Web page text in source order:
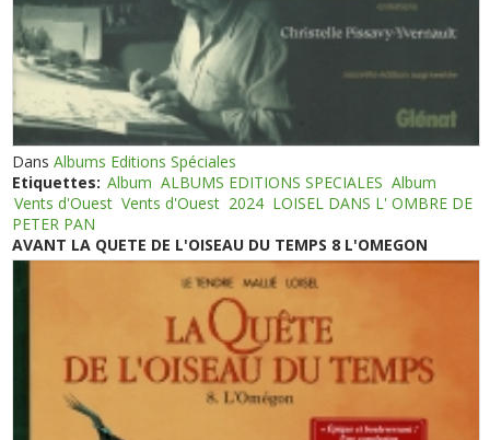
DansAlbums Editions Spéciales
Etiquettes: Album ALBUMS EDITIONS SPECIALES Album
Vents d'Ouest Vents d'Ouest 2024 LOISEL DANS L' OMBRE DE
PETER PAN
AVANT LA QUETE DE L'OISEAU DU TEMPS 8 L'OMEGON